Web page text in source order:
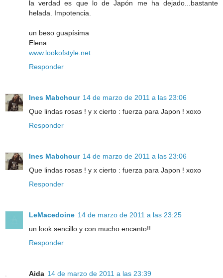
la verdad es que lo de Japón me ha dejado...bastante
helada. Impotencia.
un beso guapísima
Elena
www.lookofstyle.net
Responder
Ines Mabchour 14 de marzo de 2011 a las 23:06
Que lindas rosas ! y x cierto : fuerza para Japon ! xoxo
Responder
Ines Mabchour 14 de marzo de 2011 a las 23:06
Que lindas rosas ! y x cierto : fuerza para Japon ! xoxo
Responder
LeMacedoine 14 de marzo de 2011 a las 23:25
un look sencillo y con mucho encanto!!
Responder
Aida 14 de marzo de 2011 a las 23:39